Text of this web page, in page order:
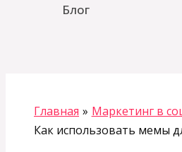
Блог
Главная
Маркетинг в
Как использовать мемы